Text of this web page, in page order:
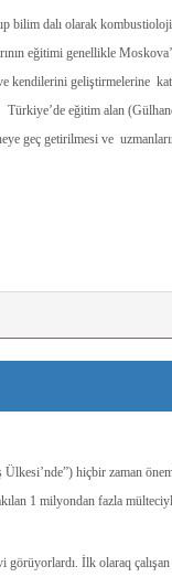
bilim dalı olarak
eğitimi genellikle
kendilerini geliştirmelerine
Türkiye’de eğitim alan
geç getirilmesi ve
hiçbir zaman
1 milyondan fazla
görüyorlardı. İlk olaraq